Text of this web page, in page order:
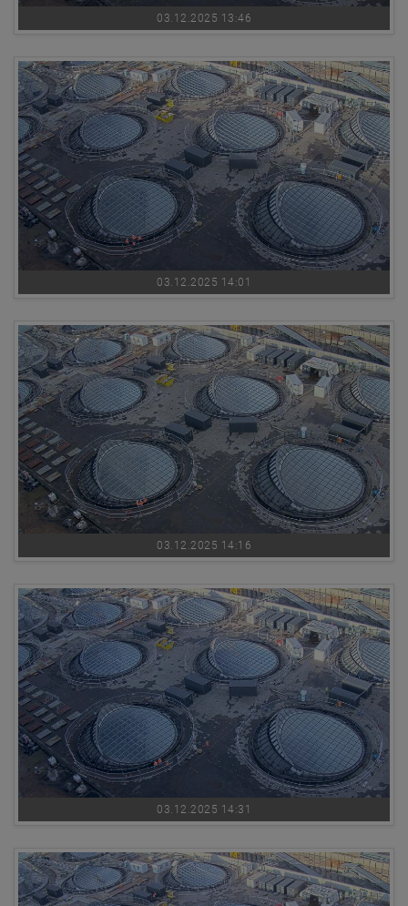
03.12.2025 13:46
03.12.2025 14:01
03.12.2025 14:16
03.12.2025 14:31